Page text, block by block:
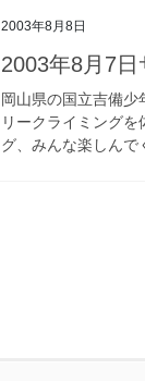
2003年8月8日
2003年8月7
岡山県の国立吉備
リークライミング
グ、みんな楽しんで